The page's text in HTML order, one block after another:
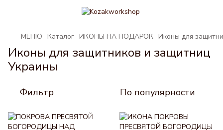
МЕНЮ Каталог ИКОНЫ НА ПОДАРОК Иконы для
Иконы для защитников и защитниц
Украины
Фильтр По популярности